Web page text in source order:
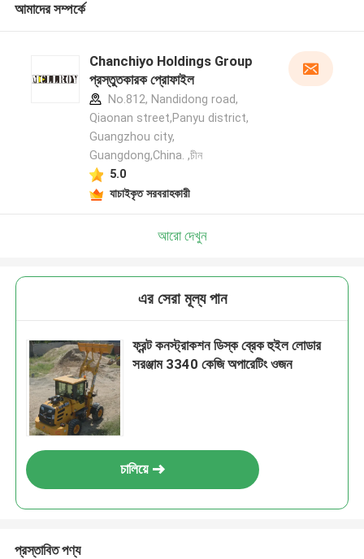
আমাদের সম্পর্কে
Chanchiyo Holdings Group
প্রস্তুতকারক প্রোফাইল
No.812, Nandidong road,
Qiaonan street,Panyu district,
Guangzhou city,
Guangdong,China. ,চীন
5.0
যাচাইকৃত সরবরাহকারী
আরো দেখুন
এর সেরা মূল্য পান
ফ্রন্ট কনস্ট্রাকশন ডিস্ক ব্রেক হুইল লোডার
সরঞ্জাম 3340 কেজি অপারেটিং ওজন
চালিয়ে
প্রস্তাবিত পণ্য